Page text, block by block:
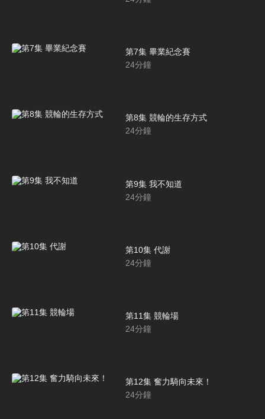
第7集 畢業紀念賽
24分鐘
第8集 競輪的生存方式
24分鐘
第9集 我不知道
24分鐘
第10集 代謝
24分鐘
第11集 競輪場
24分鐘
第12集 奮力騎向未來！
24分鐘